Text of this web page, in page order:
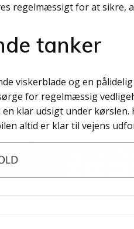
regelmæssigt for at sikre,
tanker
viskerblade og en
for regelmæssig
klar udsigt under
altid er klar til vejens